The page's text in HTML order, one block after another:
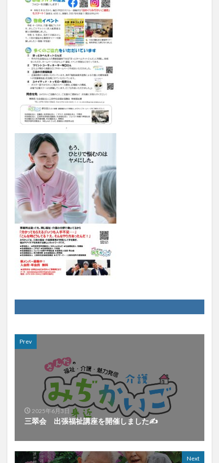
Prev
2025年6月3日
三翠会 出張福祉講座を開催しました✍
Next